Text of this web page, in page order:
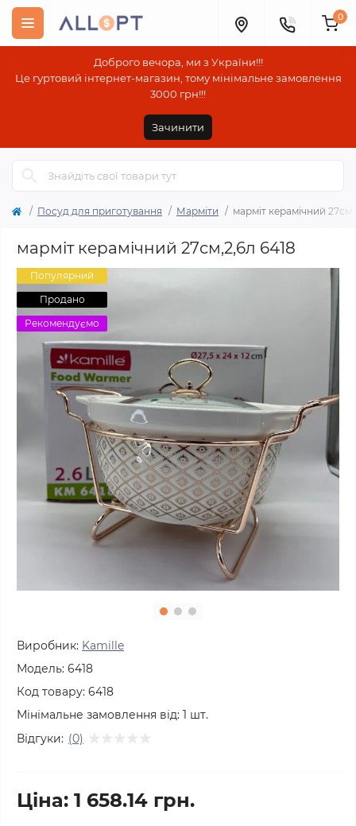
Доброго вечора, ми з України!!!
Це гуртовий інтернет-магазин, тому мінімальне замовлення
3000 грн!!!
Зачинити
0
Посуд для приготування Марміти марміт керамічний
марміт керамічний 27см,2,6л 6418
Популярний
Продано
Рекомендуємо
Виробник: Kamille
Модель: 6418
Код товару: 6418
Мінімальне замовлення від: 1 шт.
Відгуки: (0)
Ціна: 1 658.14 грн.